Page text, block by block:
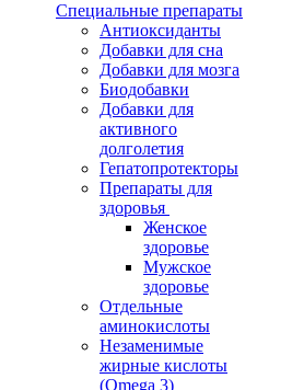
Cпециальные препараты
Антиоксиданты
Добавки для сна
Добавки для мозга
Биодобавки
Добавки для
активного
долголетия
Гепатопротекторы
Препараты для
здоровья
Женское
здоровье
Мужское
здоровье
Отдельные
аминокислоты
Незаменимые
жирные кислоты
(Omega 3)